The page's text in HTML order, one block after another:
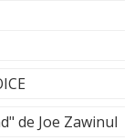
de Joe Zawinul